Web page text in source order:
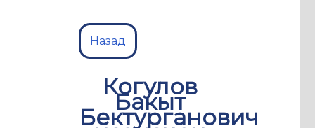
Назад
Когулов
Бакыт
Бектурганович